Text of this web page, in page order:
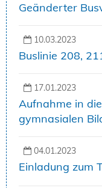
Geänderter
10.03.2023
Buslinie 208,
17.01.2023
Aufnahme in
gymnasialen
04.01.2023
Einladung zum